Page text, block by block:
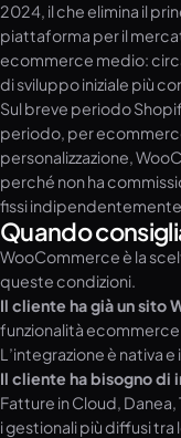
2024, il che elimina il
piattaforma per il
ecommerce medio:
di sviluppo iniziale più
Sul breve periodo
periodo, per
personalizzazione,
perché non ha
fissi
Quando
WooCommerce è la
queste condizioni.
Il cliente ha già un sito
funzionalità
L’integrazione è nativa
Il cliente ha bisogno di
Fatture in Cloud,
i gestionali più diffusi tra